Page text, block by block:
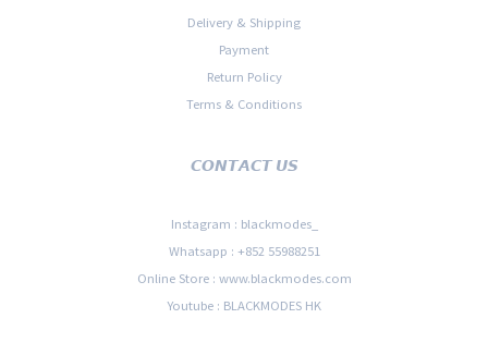
Delivery & Shipping
Payment
Return Policy
Terms & Conditions
𝘾𝙊𝙉𝙏𝘼𝘾𝙏 𝙐𝙎
Instagram : blackmodes_
Whatsapp : +852 55988251
Online Store : www.blackmodes.com
Youtube : BLACKMODES HK